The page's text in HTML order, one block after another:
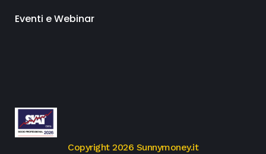
Eventi e Webinar
Copyright 2026 Sunnymoney.it